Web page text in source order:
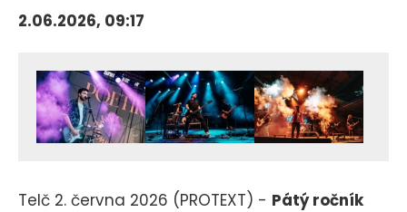
2.06.2026, 09:17
Telč 2. června 2026 (PROTEXT) - Pátý ročník